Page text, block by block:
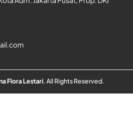
Flora Lestari. All Rights Reserved.